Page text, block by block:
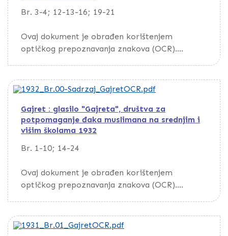
Br. 3-4; 12-13-16; 19-21
Ovaj dokument je obrađen korištenjem
optičkog prepoznavanja znakova (OCR).
putem opcije Download
Gajret : glasilo "Gajreta", društva za
potpomaganje đaka muslimana na srednjim i
višim školama 1932
Br. 1-10; 14-24
Ovaj dokument je obrađen korištenjem
optičkog prepoznavanja znakova (OCR).
putem opcije Download